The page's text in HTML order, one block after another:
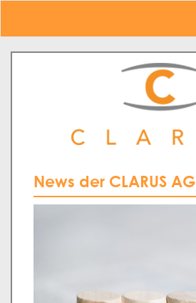
News der CLARUS AG